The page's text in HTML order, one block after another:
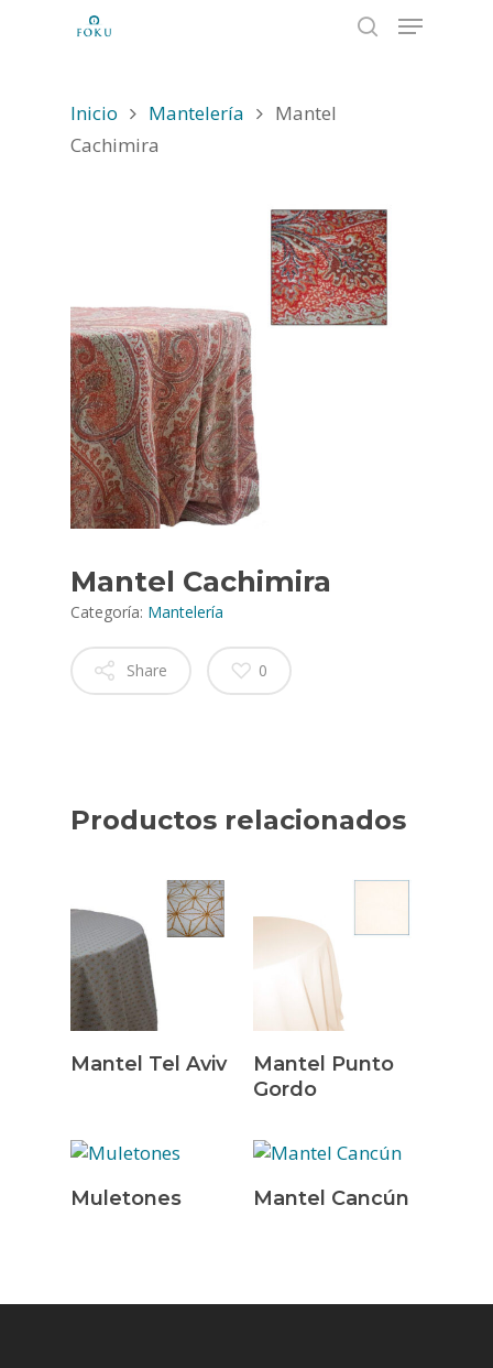
Hit enter to search or ESC to close
Inicio Mantelería
Mantel
Cachimira
Mantel Cachimira
Categoría: Mantelería
Share 0
Productos relacionados
Leer Más
Mantel Tel Aviv Leer Más
Mantel Punto
Gordo
Leer Más
Muletones Leer Más
Mantel Cancún
INICIO